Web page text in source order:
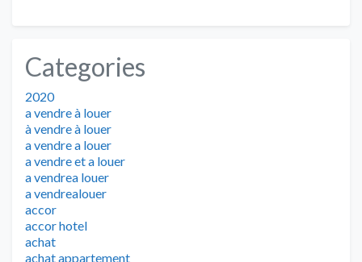
Categories
2020
a vendre à louer
à vendre à louer
a vendre a louer
a vendre et a louer
a vendrea louer
a vendrealouer
accor
accor hotel
achat
achat appartement